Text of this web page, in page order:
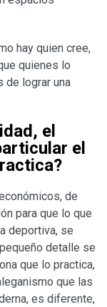
hay quien cree,
quienes lo
de lograr una
el
el
de
para que lo que
deportiva, se
detalle se
que lo practica,
que las
es diferente,